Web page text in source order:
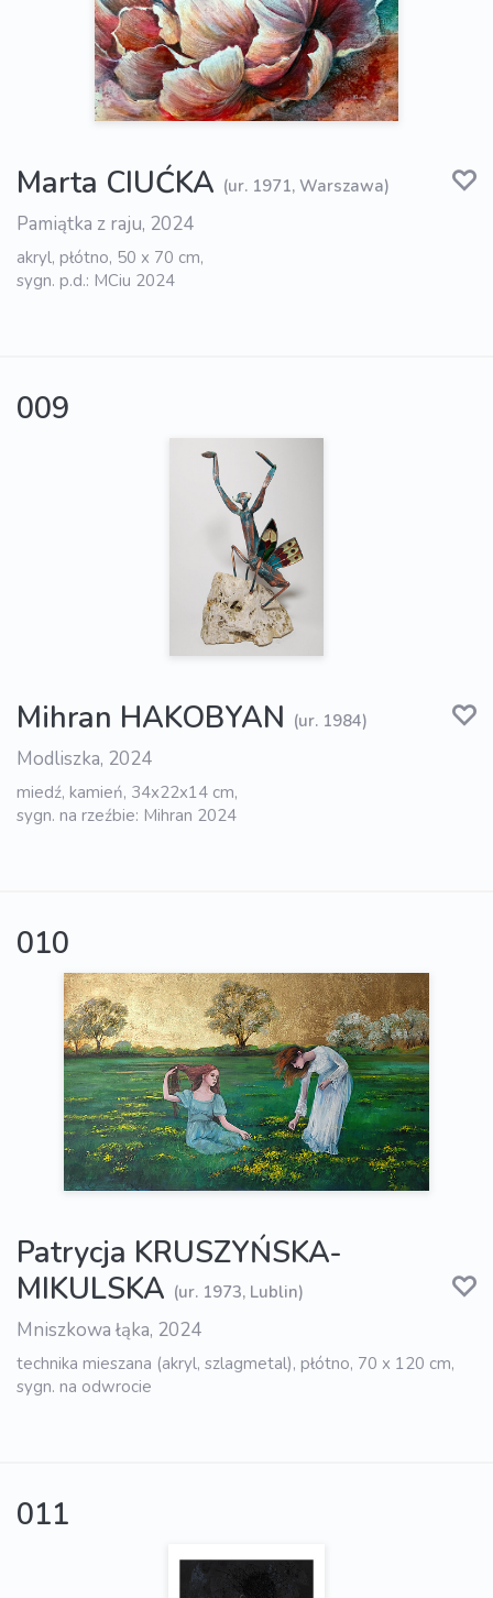
Marta CIUĆKA (ur. 1971, Warszawa)
Pamiątka z raju, 2024
akryl, płótno, 50 x 70 cm,
sygn. p.d.: MCiu 2024
009
Mihran HAKOBYAN (ur. 1984)
Modliszka, 2024
miedź, kamień, 34x22x14 cm,
sygn. na rzeźbie: Mihran 2024
010
Patrycja KRUSZYŃSKA-
MIKULSKA (ur. 1973, Lublin)
Mniszkowa łąka, 2024
technika mieszana (akryl, szlagmetal), płótno, 70 x 120 cm,
sygn. na odwrocie
011